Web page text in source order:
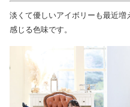
淡くて優しいアイボリーも最近
感じる色味です。